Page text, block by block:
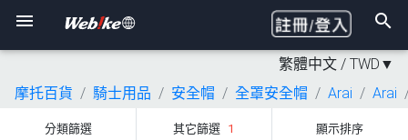
繁體中文 / TWD ▼
摩托百貨
騎士用品 安全帽 全罩安全帽 Arai Arai
分類篩選 其它篩選 1 顯示排序